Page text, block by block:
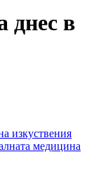
днес в
изкуствения
медицина